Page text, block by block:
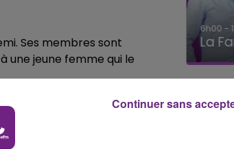
Ses membres sont
une jeune femme qui le
offert une photo
FM
6h00 -
La
Continuer sans